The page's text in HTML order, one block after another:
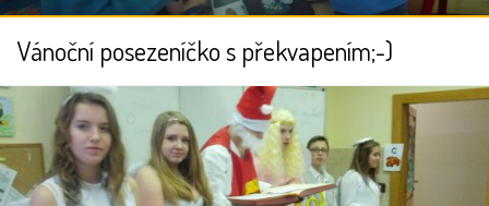
Vánoční posezeníčko s překvapením;-)